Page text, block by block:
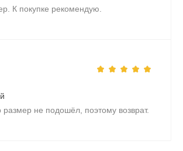
К покупке рекомендую.
не подошёл, поэтому возврат.